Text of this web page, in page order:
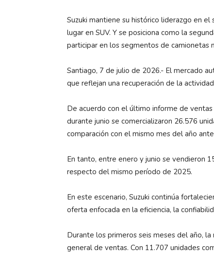
Suzuki mantiene su histórico liderazgo en
lugar en SUV. Y se posiciona como la
participar en los segmentos de camionetas
Santiago, 7 de julio de 2026.- El mercado
que reflejan una recuperación de la
De acuerdo con el último informe de
durante junio se comercializaron 26.576
comparación con el mismo mes del año
En tanto, entre enero y junio se vendieron
respecto del mismo período de 2025.
En este escenario, Suzuki continúa
oferta enfocada en la eficiencia, la
Durante los primeros seis meses del año,
general de ventas. Con 11.707 unidades